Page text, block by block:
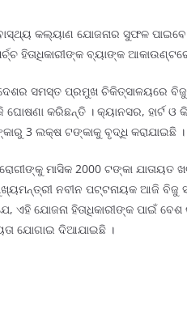
କଲ୍ୟାଣ ଯୋଜନାର ସୁଫଳ ପାଇବେ
ହିତାଧିକାରୀଙ୍କ ବ୍ୟାଙ୍କ
ସମସ୍ତ ପ୍ରମୁଖ ଚିକିତ୍ସାଳୟରେ
କରିଛନ୍ତି । କ୍ୟାନସର, ହାର୍ଟ
3 ଲକ୍ଷ ଟଙ୍କାକୁ ବୃଦ୍ଧି କରାଯାଇଛି ।
ମାସିକ 2000 ଟଙ୍କା ଯାତାୟତ
ନବୀନ ପଟ୍ଟନାୟକ ଆଜି ବିଜୁ
ଏହି ଯୋଜନା ହିତାଧିକାରୀଙ୍କ ପାଇଁ
ଯୋଗାଇ ଦିଆଯାଇଛି ।